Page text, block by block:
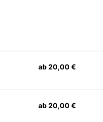
ab 20,00 €
ab 20,00 €